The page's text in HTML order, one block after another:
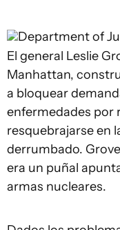
Department of
El general Leslie
Manhattan,
a bloquear
enfermedades por
resquebrajarse en
derrumbado.
era un puñal
armas nucleares.